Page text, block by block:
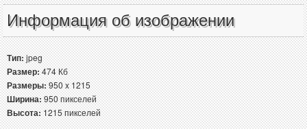
Информация об изображении
Тип:jpeg
Размер:474 Кб
Размеры:950 x 1215
Ширина:950 пикселей
Высота:1215 пикселей